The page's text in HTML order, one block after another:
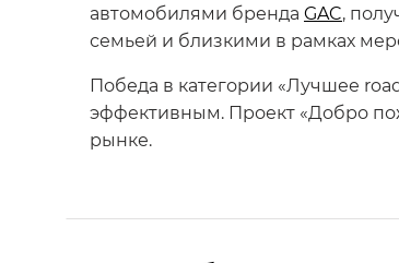
автомобилями бренда GAC,
семьей и близкими в рамках
Победа в категории «Лучшее
эффективным. Проект «Добро
рынке.